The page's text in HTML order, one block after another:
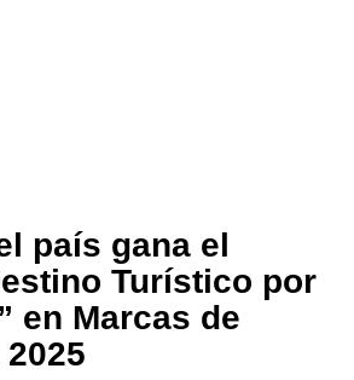
país gana el
Turístico por
en Marcas de